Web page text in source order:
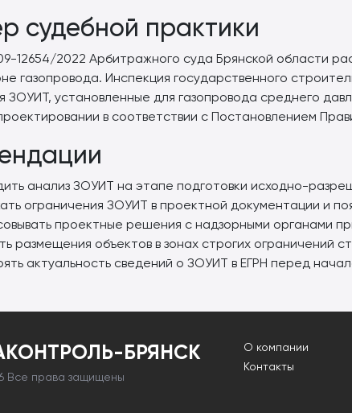
судебной практики
12654/2022 Арбитражного суда Брянской области
газопровода. Инспекция государственного
ЗОУИТ, установленные для газопровода среднего
в соответствии с Постановлением
анализ ЗОУИТ на этапе подготовки исходно-
ограничения ЗОУИТ в проектной документации и
проектные решения с надзорными органами
размещения объектов в зонах строгих ограничений
актуальность сведений о ЗОУИТ в ЕГРН перед
БРЯНСК
Все права защищены
О компании
Контакты